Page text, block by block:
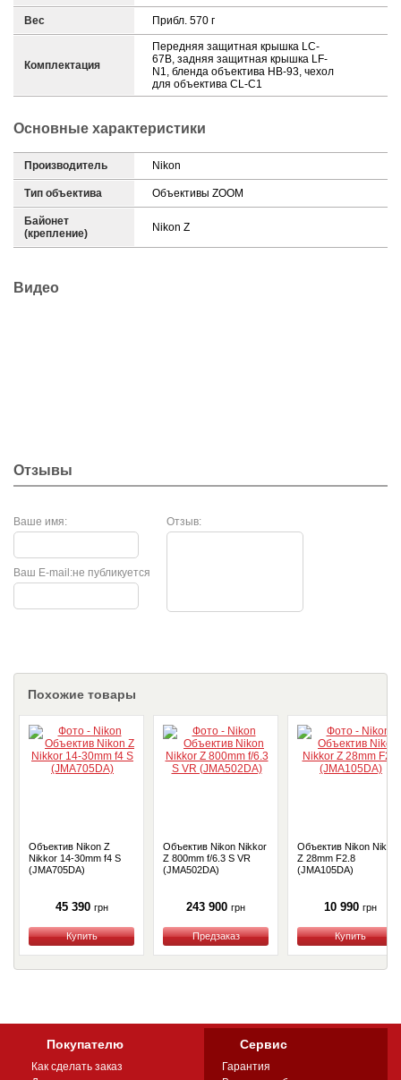
Вес Прибл. 570 г
Комплектация
Передняя защитная крышка LC-
67B, задняя защитная крышка LF-
N1, бленда объектива HB-93, чехол
для объектива CL-C1
Основные характеристики
Производитель Nikon
Тип объектива Объективы ZOOM
Байонет
(крепление)
Nikon Z
Видео
Отзывы
Ваше имя: Отзыв:
не публикуется
Ваш E-mail:
Похожие товары
Объектив Nikon Z
Nikkor 14-30mm f4 S
(JMA705DA)
45 390 грн
Купить
Объектив Nikon Nikkor
Z 800mm f/6.3 S VR
(JMA502DA)
243 900 грн
Купить
Объектив Nikon Nikkor
Z 28mm F2.8
(JMA105DA)
10 990 грн
Купить
Покупателю
Как сделать заказ
Сервис
Гарантия